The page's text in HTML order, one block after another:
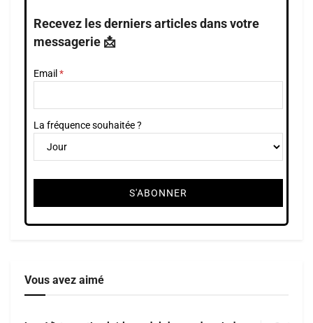
Recevez les derniers articles dans votre
messagerie 📩
Email
La fréquence souhaitée ?
Vous avez aimé